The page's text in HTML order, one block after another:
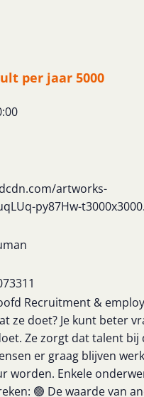
per jaar 5000
artworks-
py87Hw-
Recruitment &
ze doet? Je kunt beter
Ze zorgt dat talent bij
er graag blijven
worden. Enkele
🟢 De waarde van